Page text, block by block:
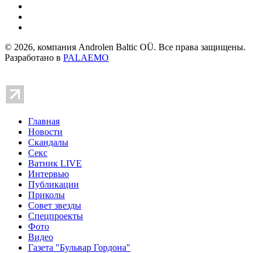
© 2026, компания Androlen Baltic OÜ. Все права защищены.
Разработано в PALAEMO
Главная
Новости
Скандалы
Секс
Ватник LIVE
Интервью
Публикации
Приколы
Совет звезды
Спецпроекты
Фото
Видео
Газета "Бульвар Гордона"